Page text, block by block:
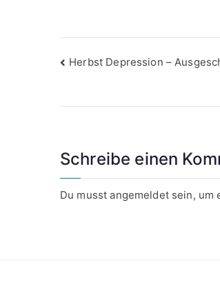
Herbst Depression –
Schreibe einen
Du musstangemeldetsein, um